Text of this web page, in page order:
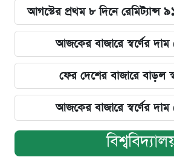
আগস্টের প্রথম ৮ দিনে রেমিট্যান্স
আজকের বাজারে স্বর্ণের
ফের দেশের বাজারে বাড়ল
আজকের বাজারে স্বর্ণের